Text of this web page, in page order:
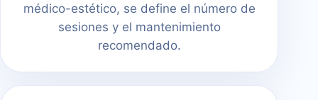
médico-estético, se define el número de
sesiones y el mantenimiento
recomendado.